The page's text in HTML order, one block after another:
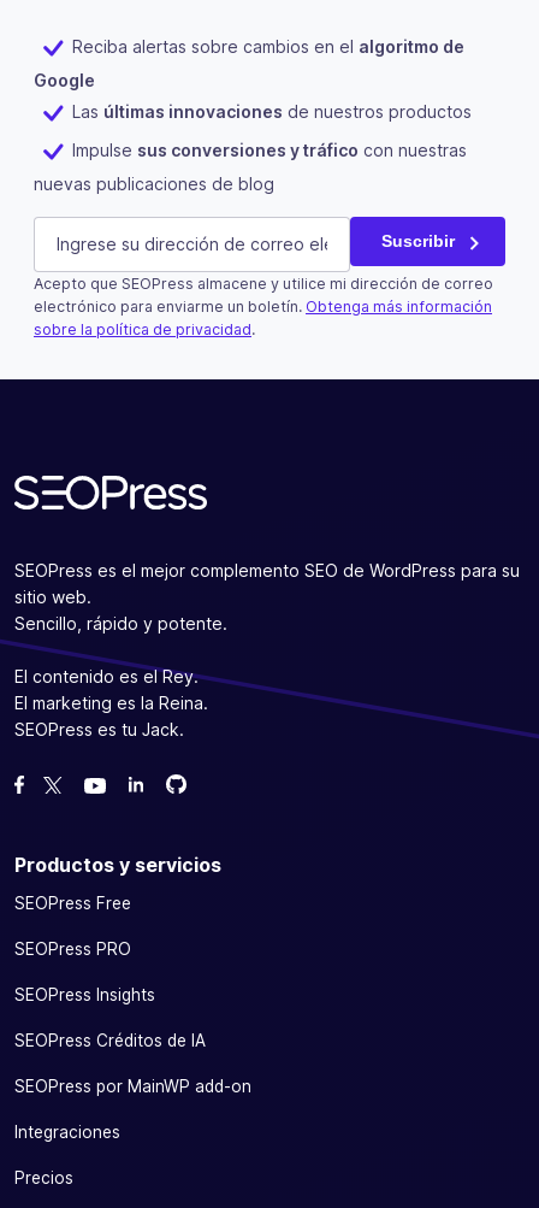
Reciba alertas sobre cambios en el algoritmo de
Google
Las últimas innovaciones de nuestros productos
Impulse sus conversiones y tráfico con nuestras
nuevas publicaciones de blog
Phone
Este campo es un campo de validación y debe quedar
E-mail (Obligatorio) Suscribir
Acepto que SEOPress almacene y utilice mi dirección de correo
electrónico para enviarme un boletín. Obtenga más información
sobre la política de privacidad.
SEOPress es el mejor complemento SEO de WordPress para su
sitio web.
Sencillo, rápido y potente.
El contenido es el Rey.
El marketing es la Reina.
SEOPress es tu Jack.
Danos like en Facebook
Síguenos en Twitter
Míranos en YouTube
Bifurcanos en GitHub
Bifurcanos en GitHub
Productos y servicios
SEOPress Free
SEOPress PRO
SEOPress Insights
SEOPress Créditos de IA
SEOPress por MainWP add-on
Integraciones
Precios